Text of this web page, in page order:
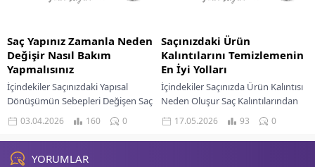
Saç Yapınız Zamanla Neden
Değişir Nasıl Bakım
Yapmalısınız
İçindekiler Saçınızdaki Yapısal
Dönüşümün Sebepleri Değişen Saç
Yapınıza Uygun Bakım Rutinleri
Bitkisel Kürler Ve Doğal Bakım
Yağları Saçlarımızın zamanla
farklılaşması,...
03.04.2026 160 0
Saçınızdaki Ürün
Kalıntılarını Temizlemenin
En İyi Yolları
İçindekiler Saçınızda Ürün Kalıntısı
Neden Oluşur Saç Kalıntılarından
Kurtulmanın Etkili Yolları Doğal Ve
Bitkisel Çözümlerle Derinlemesine
Temizlik Saç Tellerini Besleyen...
17.05.2026 93 0
YORUMLAR